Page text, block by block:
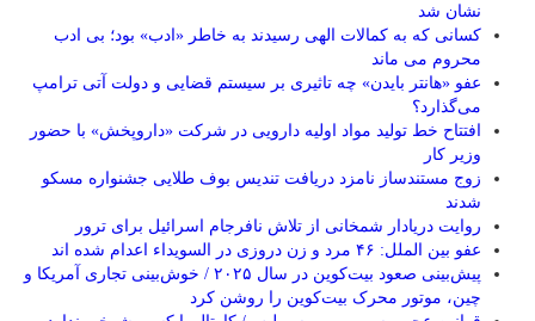
نشان شد
کسانی که به کمالات الهی رسیدند به خاطر «ادب» بود؛ بی ادب
محروم می ماند
عفو «هانتر بایدن» چه تاثیری بر سیستم قضایی و دولت آتی ترامپ
می‌گذارد؟
افتتاح خط تولید مواد اولیه دارویی در شرکت «داروپخش» با حضور
وزیر کار
زوج مستندساز نامزد دریافت تندیس بوف طلایی جشنواره مسکو
شدند
روایت دریادار شمخانی از تلاش نافرجام اسرائیل برای ترور
عفو بین الملل: ۴۶ مرد و زن دروزی در السویداء اعدام شده اند
پیش‌بینی صعود بیت‌کوین در سال ۲۰۲۵ / خوش‌بینی تجاری آمریکا و
چین، موتور محرک بیت‌کوین را روشن کرد